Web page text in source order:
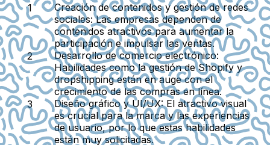
Creación de contenidos y gestión de redes
sociales:Las empresas dependen de
contenidos atractivos para aumentar la
participación e impulsar las ventas.
Desarrollo de comercio electrónico:
Habilidades como la gestión de Shopify y
dropshipping están en auge con el
crecimiento de las compras en línea.
Diseño gráfico y UI/UX:El atractivo visual
es crucial para la marca y las experiencias
de usuario, por lo que estas habilidades
están muy solicitadas.